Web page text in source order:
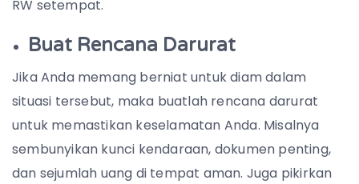
RW setempat.
Buat Rencana Darurat
Jika Anda memang berniat untuk diam dalam
situasi tersebut, maka buatlah rencana darurat
untuk memastikan keselamatan Anda. Misalnya
sembunyikan kunci kendaraan, dokumen penting,
dan sejumlah uang di tempat aman. Juga pikirkan